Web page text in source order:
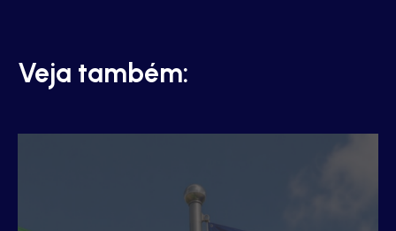
Veja também: